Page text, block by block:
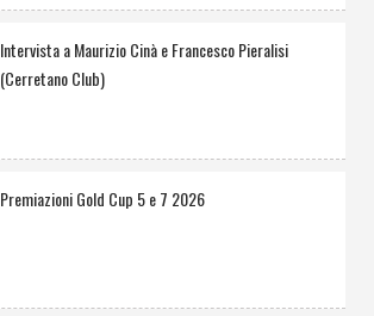
Intervista a Maurizio Cinà e Francesco Pieralisi
(Cerretano Club)
Premiazioni Gold Cup 5 e 7 2026